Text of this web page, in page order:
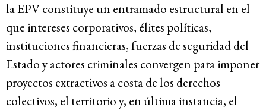
la EPV constituye un entramado estructural en el
que intereses corporativos, élites políticas,
instituciones financieras, fuerzas de seguridad del
Estado y actores criminales convergen para imponer
proyectos extractivos a costa de los derechos
colectivos, el territorio y, en última instancia, el